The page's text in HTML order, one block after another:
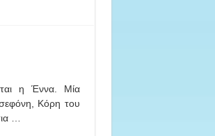
η Έννα. Μία
Κόρη του
…